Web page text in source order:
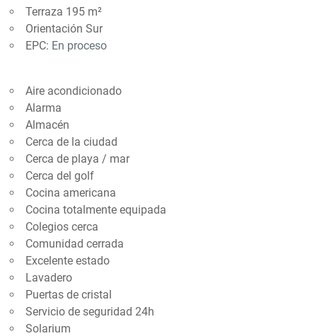
Terraza 195 m²
Orientación Sur
EPC: En proceso
Aire acondicionado
Alarma
Almacén
Cerca de la ciudad
Cerca de playa / mar
Cerca del golf
Cocina americana
Cocina totalmente equipada
Colegios cerca
Comunidad cerrada
Excelente estado
Lavadero
Puertas de cristal
Servicio de seguridad 24h
Solarium